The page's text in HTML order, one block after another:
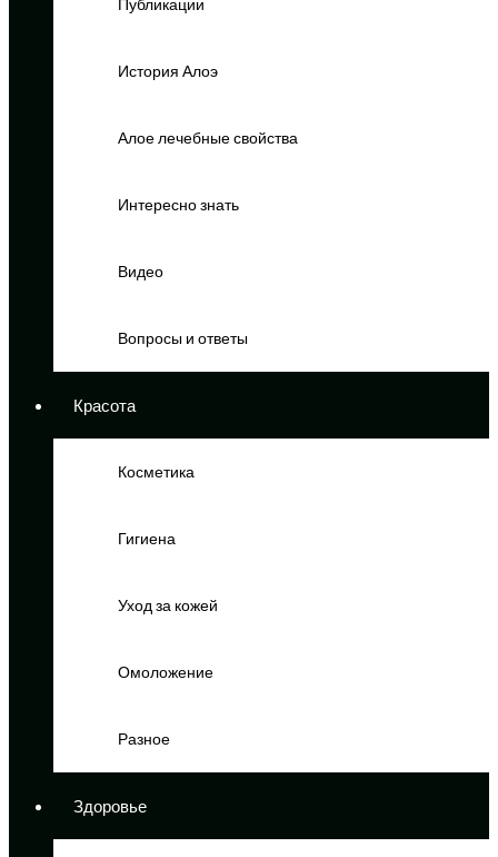
Публикации
История Алоэ
Алое лечебные свойства
Интересно знать
Видео
Вопросы и ответы
Красота
Косметика
Гигиена
Уход за кожей
Омоложение
Разное
Здоровье